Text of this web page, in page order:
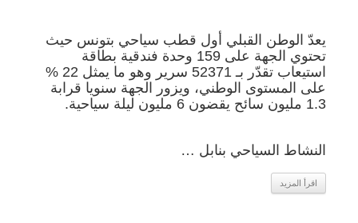
يعدّ الوطن القبلي أول قطب سياحي بتونس حيث
تحتوي الجهة على 159 وحدة فندقية بطاقة
استيعاب تقدّر بـ 52371 سرير وهو ما يمثل 22 %
على المستوى الوطني، ويزور الجهة سنويا قرابة
1.3 مليون سائح يقضون 6 مليون ليلة سياحية.
النشاط السياحي بنابل …
اقرأ المزيد